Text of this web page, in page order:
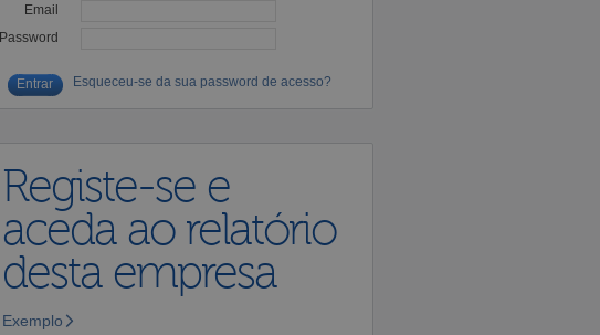
Email
Password
Esqueceu-se da sua password de acesso?
Registe-se e
aceda ao relatório
desta empresa
Exemplo